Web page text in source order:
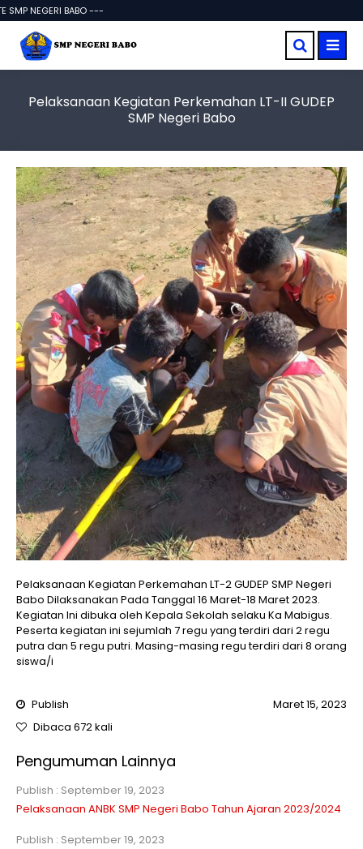
NEGERI BABO ---
Pelaksanaan Kegiatan Perkemahan LT-II GUDEP
SMP Negeri Babo
Pelaksanaan Kegiatan Perkemahan LT-2 GUDEP SMP Negeri
Babo Dilaksanakan Pada Tanggal 16 Maret-18 Maret 2023.
Kegiatan Ini dibuka oleh Kepala Sekolah selaku Ka Mabigus.
Peserta kegiatan ini sejumlah 7 regu yang terdiri dari 2 regu
putra dan 5 regu putri. Masing-masing regu terdiri dari 8 orang
siswa/i
Publish
Maret 15, 2023
Dibaca 672 kali
Pengumuman Lainnya
Publish : September 19, 2023
Pelaksanaan ANBK SMP Negeri Babo Tahun Ajaran 2023/2024
Publish : September 19, 2023